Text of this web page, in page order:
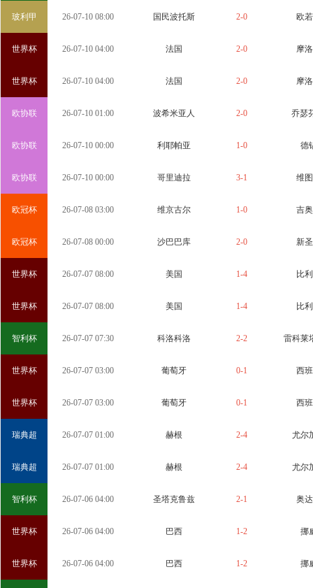
玻利甲 26-07-10 08:00 国民波托斯 2-0 欧
世界杯 26-07-10 04:00 法国 2-0 摩
世界杯 26-07-10 04:00 法国 2-0 摩
欧协联 26-07-10 01:00 波希米亚人 2-0 乔瑟
欧协联 26-07-10 00:00 利耶帕亚 1-0 德
欧协联 26-07-10 00:00 哥里迪拉 3-1 维
欧冠杯 26-07-08 03:00 维京古尔 1-0 吉
欧冠杯 26-07-08 00:00 沙巴巴库 2-0 新
世界杯 26-07-07 08:00 美国 1-4 比
世界杯 26-07-07 08:00 美国 1-4 比
智利杯 26-07-07 07:30 科洛科洛 2-2 雷科莱
世界杯 26-07-07 03:00 葡萄牙 0-1 西
世界杯 26-07-07 03:00 葡萄牙 0-1 西
瑞典超 26-07-07 01:00 赫根 2-4 尤尔
瑞典超 26-07-07 01:00 赫根 2-4 尤尔
智利杯 26-07-06 04:00 圣塔克鲁兹 2-1 奥
世界杯 26-07-06 04:00 巴西 1-2 挪
世界杯 26-07-06 04:00 巴西 1-2 挪